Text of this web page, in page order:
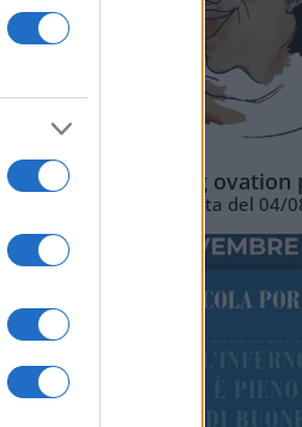
La standing
Vignetta del 04/